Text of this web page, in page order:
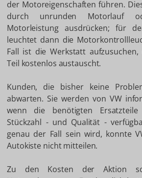
der Motoreigenschaften führen.
durch unrunden Motorlauf
Motorleistung ausdrücken; für
leuchtet dann die
Fall ist die Werkstatt
Teil kostenlos austauscht.
Kunden, die bisher keine
abwarten. Sie werden von VW
wenn die benötigten
Stückzahl - und Qualität -
genau der Fall sein wird, konnte
Autokiste nicht mitteilen.
Zu den Kosten der Aktion